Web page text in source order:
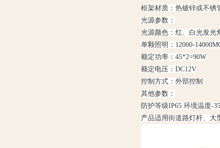
框架材质：热镀锌或不锈
光源参数：
光源颜色：红、白光发光
单颗照明：12000-
额定功率：45*2=90W
额定电压：DC12V
控制方式：外部控制
其他参数：
防护等级IP65 环境温度-
产品适用街道路灯杆、大